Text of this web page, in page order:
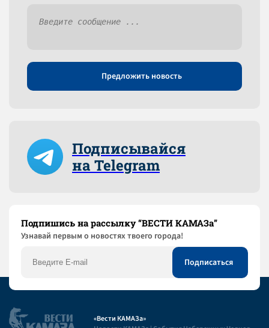
Предложить новость
Подписывайся
на Telegram
Подпишись на рассылку “ВЕСТИ КАМАЗа”
Узнaвай первым о новостях твоего города!
«Вести КАМАЗа»